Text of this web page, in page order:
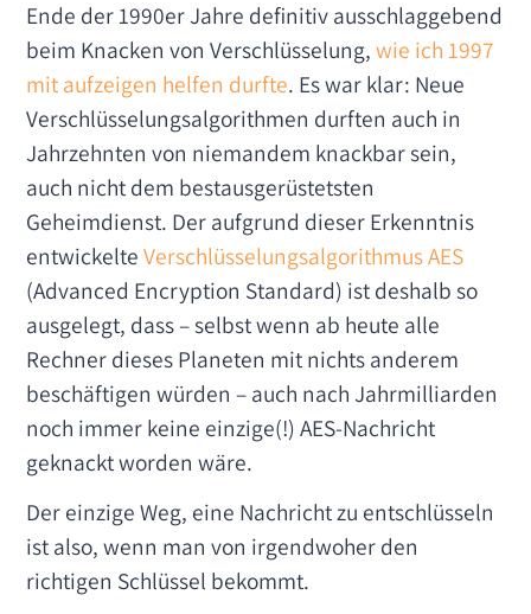
Ende der 1990er Jahre definitiv ausschlaggebend
beim Knacken von Verschlüsselung,wie ich 1997
mit aufzeigen helfen durfte. Es war klar: Neue
Verschlüsselungsalgorithmen durften auch in
Jahrzehnten von niemandem knackbar sein,
auch nicht dem bestausgerüstetsten
Geheimdienst. Der aufgrund dieser Erkenntnis
entwickelteVerschlüsselungsalgorithmus AES
(Advanced Encryption Standard) ist deshalb so
ausgelegt, dass – selbst wenn ab heute alle
Rechner dieses Planeten mit nichts anderem
beschäftigen würden – auch nach Jahrmilliarden
noch immer keine einzige(!) AES-Nachricht
geknackt worden wäre.
Der einzige Weg, eine Nachricht zu entschlüsseln
ist also, wenn man von irgendwoher den
richtigen Schlüssel bekommt.